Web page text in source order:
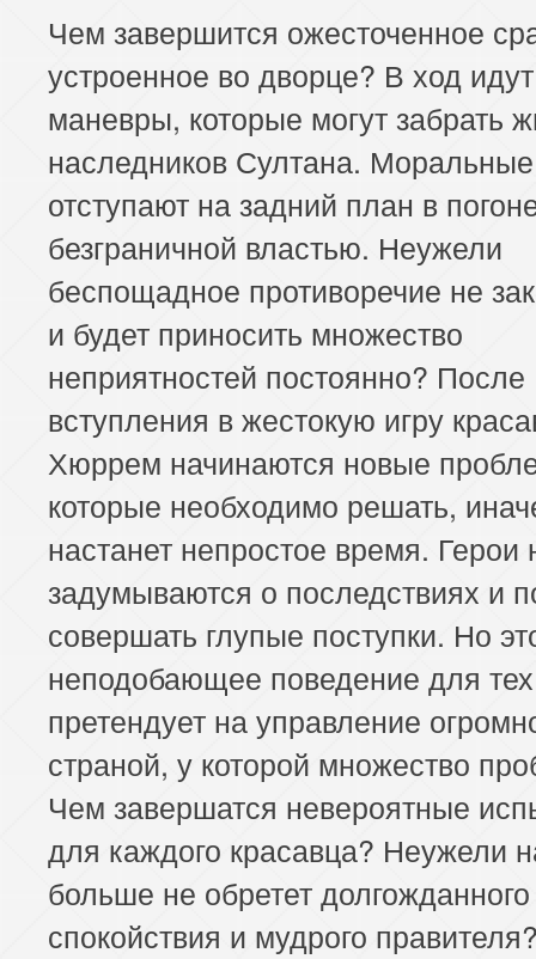
Чем завершится ожесточенное
устроенное во дворце? В ход
маневры, которые могут забрать
наследников Султана. Моральные
отступают на задний план в
безграничной властью. Неужели
беспощадное противоречие не
и будет приносить множество
неприятностей постоянно? После
вступления в жестокую игру
Хюррем начинаются новые
которые необходимо решать,
настанет непростое время. Герои
задумываются о последствиях и
совершать глупые поступки. Но
неподобающее поведение для
претендует на управление
страной, у которой множество
Чем завершатся невероятные
для каждого красавца? Неужели
больше не обретет долгожданного
спокойствия и мудрого